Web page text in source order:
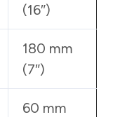
(16″)
180 mm
(7″)
60 mm